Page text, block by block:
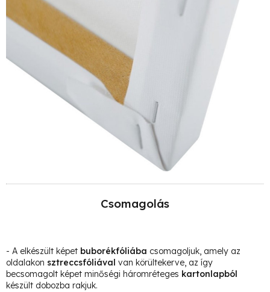
Csomagolás
- A elkészült képet buborékfóliába csomagoljuk, amely az
oldalakon sztreccsfóliával van körültekerve, az így
becsomagolt képet minőségi háromréteges kartonlapból
készült dobozba rakjuk.